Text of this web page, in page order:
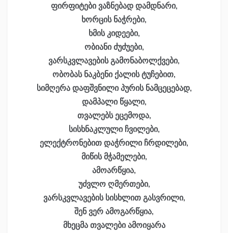
ფირფიტები ვაზნებად დამდნარი,
ხორცის ნაჭრები,
ხმის კიდეები,
ობიანი ძუძუები,
ვარსკვლავების გამონაბოლქვები,
ობობას ნაკბენი ქალის ტუჩებით,
სიმღერა დაფშვნილი პურის ნამცეცებად,
დამპალი წყალი,
თვალებს ეცემოდა,
სისხნაკლული ჩვილები,
ელექტრონებით დაჭრილი ჩრდილები,
მიწის მჭამელები,
ამოარწყია,
უძვლო ღმერთები,
ვარსკვლავების სისხლით გასვრილი,
შენ ვერ ამოგარწყია,
მხეცმა თვალები ამოიყარა